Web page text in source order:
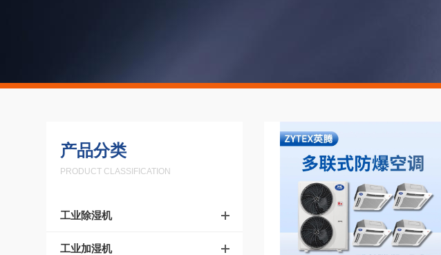
产品分类
PRODUCT CLASSIFICATION
工业除湿机
工业加湿机